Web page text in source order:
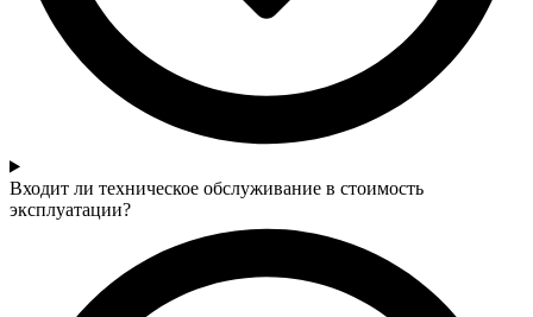
Входит ли техническое обслуживание в стоимость
эксплуатации?